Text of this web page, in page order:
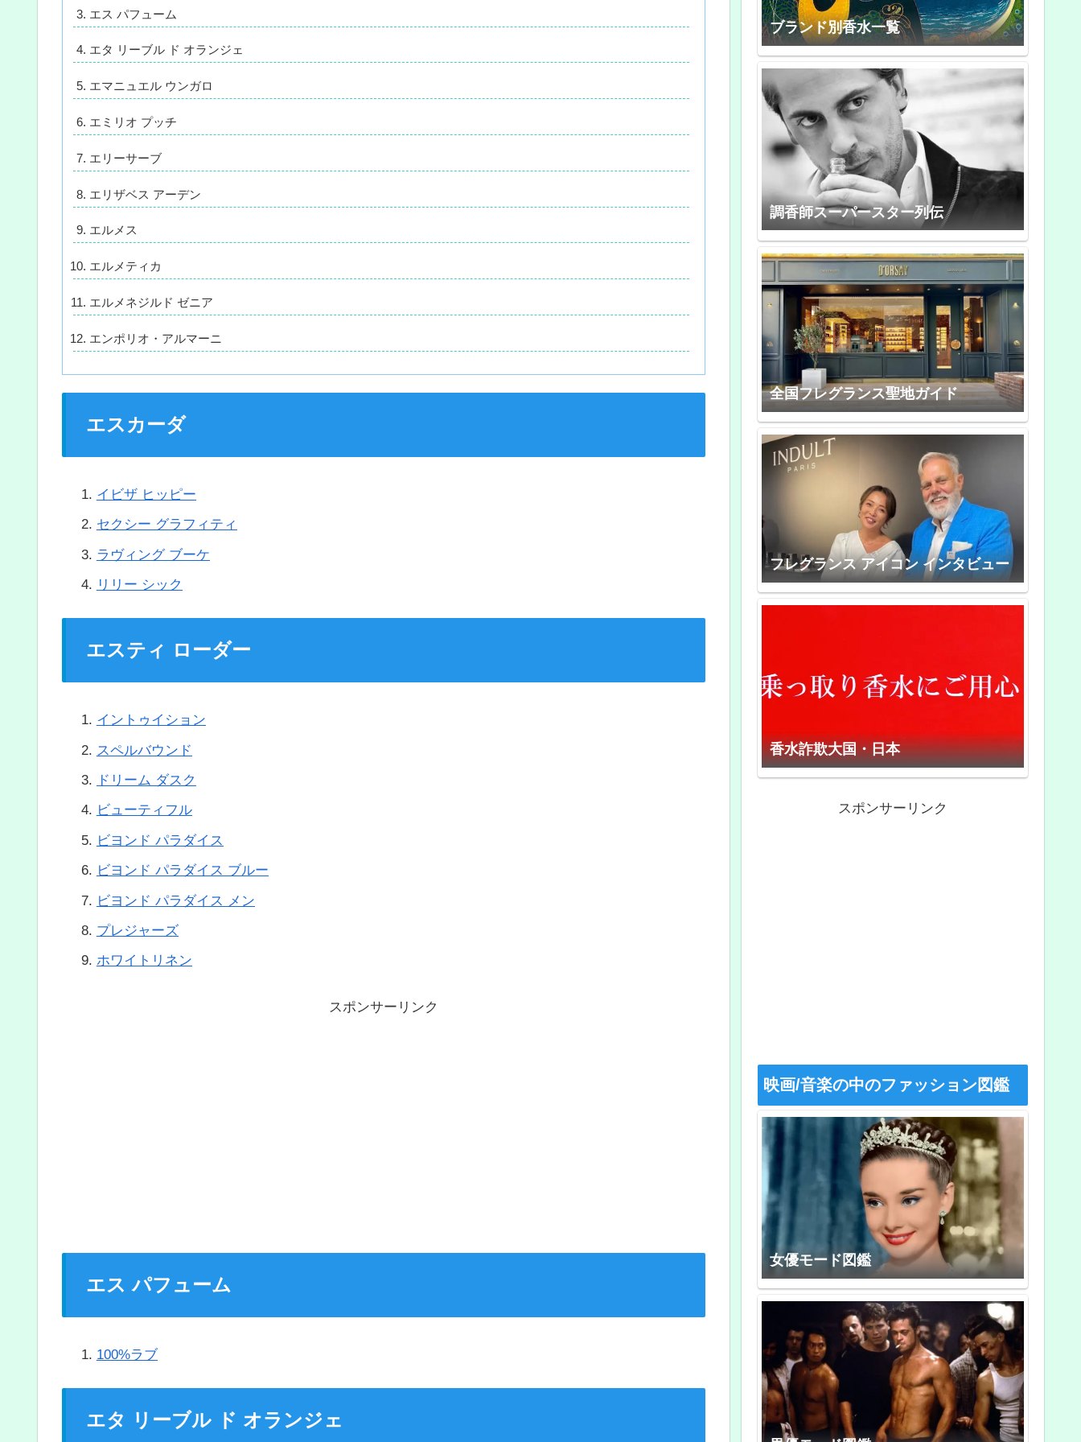
エス パフューム
エタ リーブル ド オランジェ
エマニュエル ウンガロ
エミリオ プッチ
エリーサーブ
エリザベス アーデン
エルメス
エルメティカ
エルメネジルド ゼニア
エンポリオ・アルマーニ
エスカーダ
イビザ ヒッピー
セクシー グラフィティ
ラヴィング ブーケ
リリー シック
エスティ ローダー
イントゥイション
スペルバウンド
ドリーム ダスク
ビューティフル
ビヨンド パラダイス
ビヨンド パラダイス ブルー
ビヨンド パラダイス メン
プレジャーズ
ホワイトリネン
スポンサーリンク
エス パフューム
100%ラブ
エタ リーブル ド オランジェ
ブランド別香水一覧
調香師スーパースター列伝
全国フレグランス聖地ガイド
フレグランス アイコン インタビュー
香水詐欺大国・日本
スポンサーリンク
映画/音楽の中のファッション図鑑
女優モード図鑑